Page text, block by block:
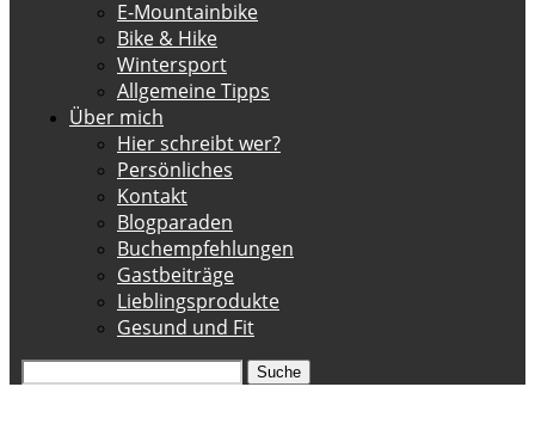
E-Mountainbike
Bike & Hike
Wintersport
Allgemeine Tipps
Über mich
Hier schreibt wer?
Persönliches
Kontakt
Blogparaden
Buchempfehlungen
Gastbeiträge
Lieblingsprodukte
Gesund und Fit
Suche